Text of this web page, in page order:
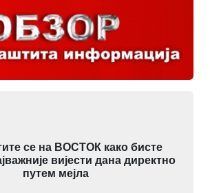
се на ВОСТОК како бисте
вијести дана директно
путем мејла